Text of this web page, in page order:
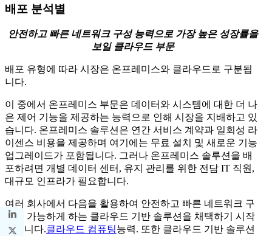
배포 분석별
안전하고 빠른 네트워크 구성 능력으로 가장 높은 성장률을
보일 클라우드 부문
배포 유형에 따라 시장은 온프레미스와 클라우드로 구분됩
니다.
이 중에서 온프레미스 부문은 데이터와 시스템에 대한 더 나
은 제어 기능을 제공하는 능력으로 인해 시장을 지배하고 있
습니다. 온프레미스 솔루션은 연간 서비스 계약과 일회성 라
이센스 비용을 제공하며 여기에는 무료 설치 및 새로운 기능
업그레이드가 포함됩니다. 그러나 온프레미스 솔루션을 배
포하려면 개별 데이터 센터, 유지 관리를 위한 전담 IT 직원,
대규모 인프라가 필요합니다.
여러 회사에서 다음을 활용하여 안전하고 빠른 네트워크 구
성을 가능하게 하는 클라우드 기반 솔루션을 채택하기 시작
했습니다.클라우드 컴퓨팅능력. 또한 클라우드 기반 솔루션